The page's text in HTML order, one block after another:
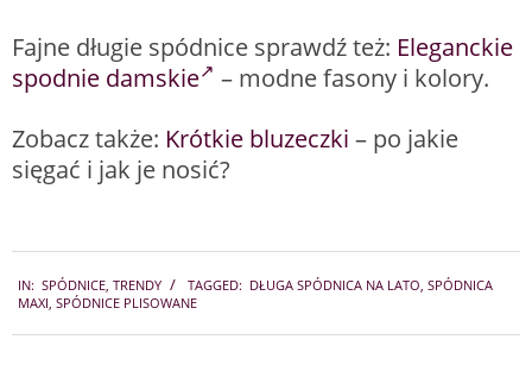
Fajne długie spódnice sprawdź też: Eleganckie
spodnie damskie
– modne fasony i kolory.
Zobacz także: Krótkie bluzeczki – po jakie
sięgać i jak je nosić?
02-
IN: SPÓDNICE TRENDY TAGGED: DŁUGA SPÓDNICA NA LATO SPÓDNICA
MAXI SPÓDNICE PLISOWANE